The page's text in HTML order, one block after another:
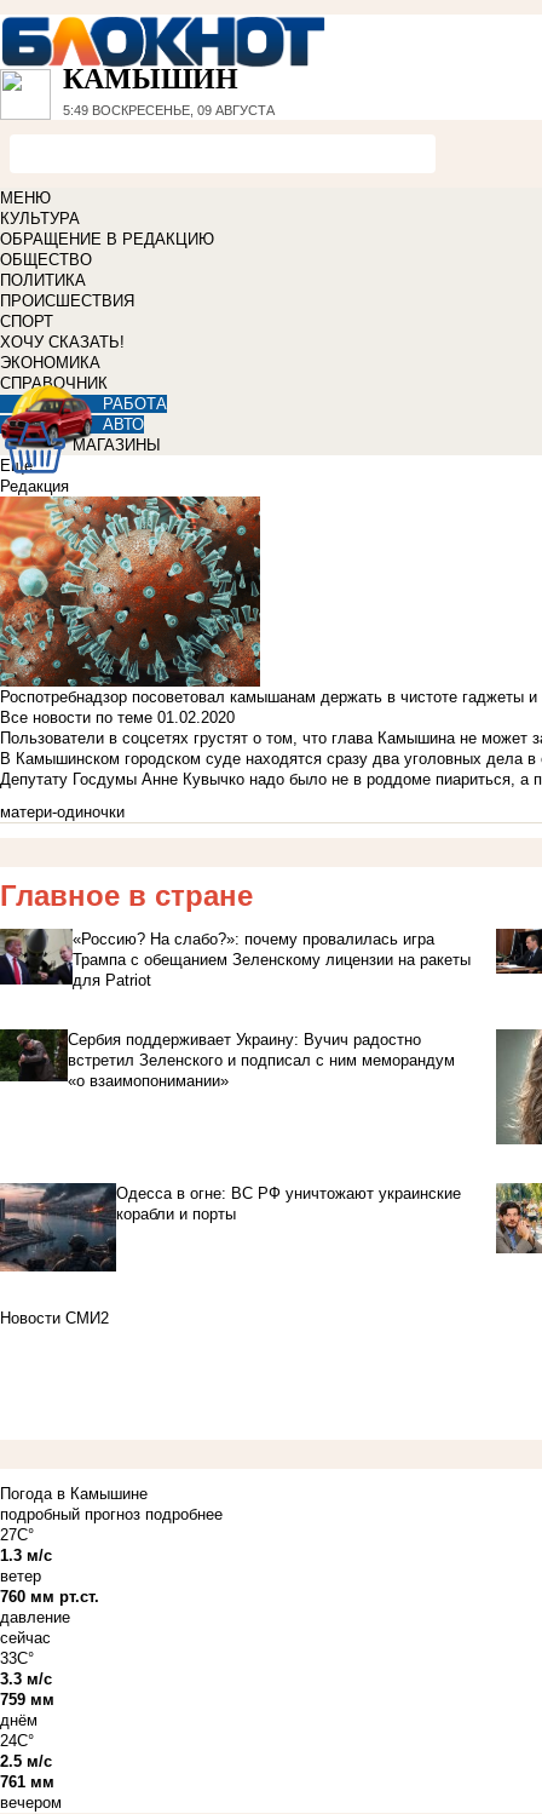
КАМЫШИН
5:49 ВОСКРЕСЕНЬЕ, 09 АВГУСТА
МЕНЮ
КУЛЬТУРА
ОБРАЩЕНИЕ В РЕДАКЦИЮ
ОБЩЕСТВО
ПОЛИТИКА
ПРОИСШЕСТВИЯ
СПОРТ
ХОЧУ СКАЗАТЬ!
ЭКОНОМИКА
СПРАВОЧНИК
РАБОТА
АВТО
МАГАЗИНЫ
Еще
Редакция
Роспотребнадзор посоветовал камышанам держать в чистоте гаджеты
Все новости по теме 01.02.2020
Пользователи в соцсетях грустят о том, что глава Камышина не может
В Камышинском городском суде находятся сразу два уголовных дела
Депутату Госдумы Анне Кувычко надо было не в роддоме пиариться, а
матери-одиночки
Главное в стране
«Россию? На слабо?»: почему провалилась игра
Трампа с обещанием Зеленскому лицензии на ракеты
для Patriot
Сербия поддерживает Украину: Вучич радостно
встретил Зеленского и подписал с ним меморандум
«о взаимопонимании»
Одесса в огне: ВС РФ уничтожают украинские
корабли и порты
Новости СМИ2
Погода в Камышине
подробный прогноз подробнее
27C°
1.3 м/с
ветер
760 мм рт.ст.
давление
сейчас
33C°
3.3 м/с
759 мм
днём
24C°
2.5 м/с
761 мм
вечером